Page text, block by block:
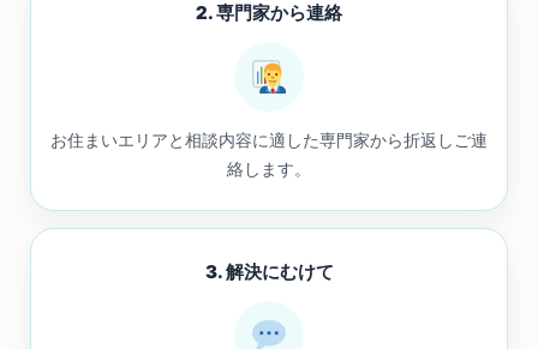
2. 専門家から連絡
お住まいエリアと相談内容に適した専門家から折返しご連
絡します。
3. 解決にむけて